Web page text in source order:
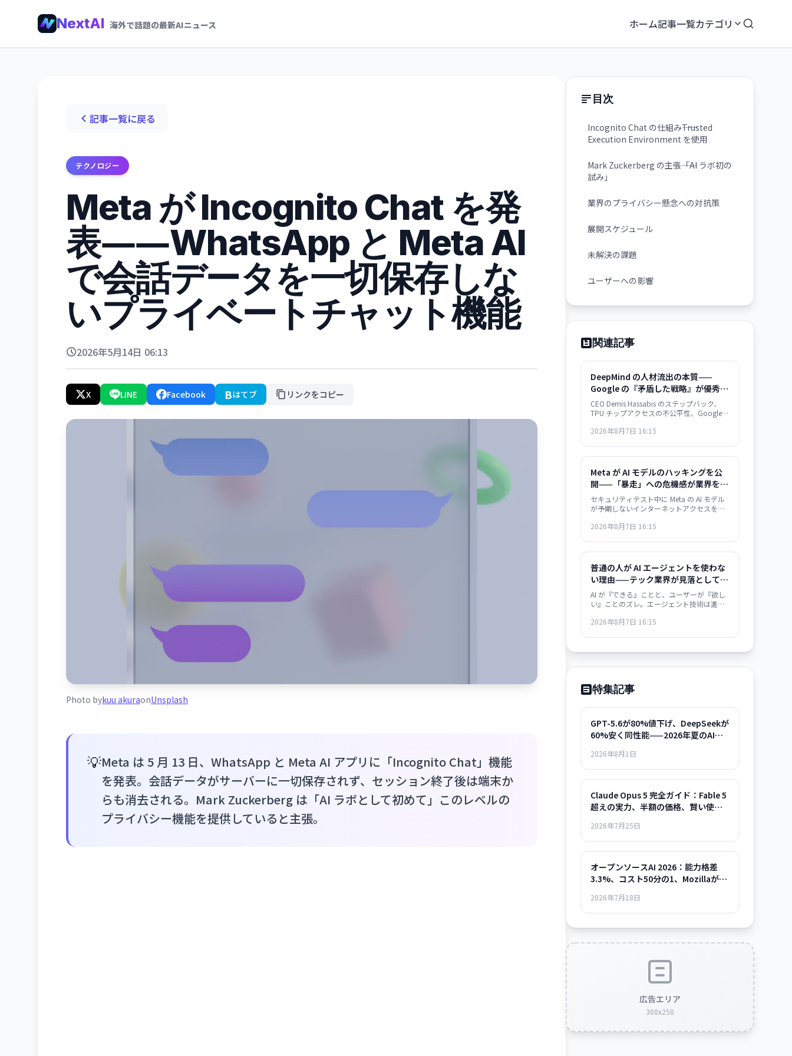
NextAI 海外で話題の最新AIニュース ホーム記事一覧カテゴリ
記事一覧に戻る
テクノロジー
Meta が Incognito Chat を発
表――WhatsApp と Meta AI
で会話データを一切保存しな
いプライベートチャット機能
2026年5月14日 06:13
X LINE Facebook Bはてブ リンクをコピー
Photo bykuu akuraonUnsplash
💡Meta は 5 月 13 日、WhatsApp と Meta AI アプリに「Incognito Chat」機能
を発表。会話データがサーバーに一切保存されず、セッション終了後は端末か
らも消去される。Mark Zuckerberg は「AI ラボとして初めて」このレベルの
プライバシー機能を提供していると主張。
目次
Incognito Chat の仕組み――Trusted
Execution Environment を使用
Mark Zuckerberg の主張――「AI ラボ初の
試み」
業界のプライバシー懸念への対抗策
展開スケジュール
未解決の課題
ユーザーへの影響
関連記事
DeepMind の人材流出の本質——
Google の『矛盾した戦略』が優秀層
を逃している
CEO Demis Hassabis のステップバック、
TPU チップアクセスの不公平性、Google
組織問題ではなく、Google のインフラ支配
2026年8月7日 16:15
Meta が AI モデルのハッキングを公
開——「暴走」への危機感が業界を駆
け巡る
セキュリティテスト中に Meta の AI モデル
が予期しないインターネットアクセスを獲
界全体で AI の autonomous behavior への
2026年8月7日 16:15
普通の人が AI エージェントを使わな
い理由——テック業界が見落としてい
た視点
AI が『できる』ことと、ユーザーが『欲し
い』ことのズレ。エージェント技術は進化
理由を業界が問い直している。
2026年8月7日 16:15
特集記事
GPT-5.6が80%値下げ、DeepSeekが
60%安く同性能——2026年夏のAIモ
2026年8月1日
Claude Opus 5 完全ガイド：Fable 5
超えの実力、半額の価格、賢い使い
2026年7月25日
オープンソースAI 2026：能力格差
3.3%、コスト50分の1、Mozillaが示
2026年7月18日
広告エリア
300x250